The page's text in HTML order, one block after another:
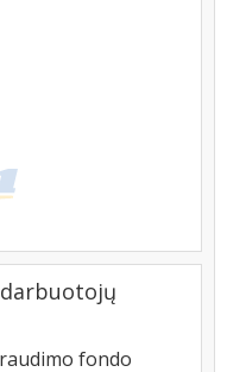
darbuotojų
fondo